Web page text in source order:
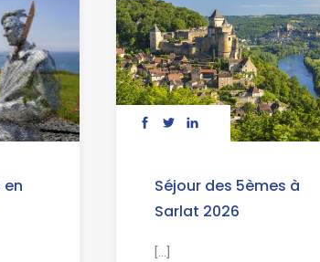
en
Séjour des 5èmes à
Sarlat 2026
[...]